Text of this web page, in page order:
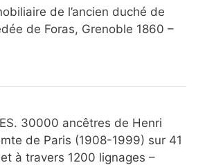
de l’ancien duché de
de Foras, Grenoble 1860 –
30000 ancêtres de Henri
de Paris (1908-1999) sur 41
à travers 1200 lignages –